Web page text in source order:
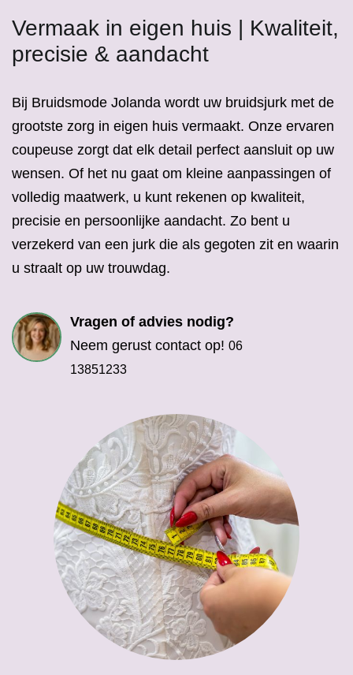
Vermaak in eigen huis | Kwaliteit,
precisie & aandacht
Bij Bruidsmode Jolanda wordt uw bruidsjurk met de
grootste zorg in eigen huis vermaakt. Onze ervaren
coupeuse zorgt dat elk detail perfect aansluit op uw
wensen. Of het nu gaat om kleine aanpassingen of
volledig maatwerk, u kunt rekenen op kwaliteit,
precisie en persoonlijke aandacht. Zo bent u
verzekerd van een jurk die als gegoten zit en waarin
u straalt op uw trouwdag.
Vragen of advies nodig?
Neem gerust contact op! 06
13851233